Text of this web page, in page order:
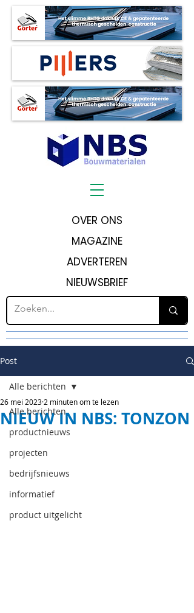
OVER ONS
MAGAZINE
ADVERTEREN
NIEUWSBRIEF
Post
Alle berichten
productnieuws
projecten
bedrijfsnieuws
informatief
product uitgelicht
Alle berichten
NIEUW IN NBS: TONZON
26 mei 2023 2 minuten om te lezen